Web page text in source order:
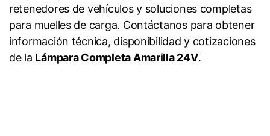
retenedores de vehículos y soluciones completas
para muelles de carga. Contáctanos para obtener
información técnica, disponibilidad y cotizaciones
de la Lámpara Completa Amarilla 24V.